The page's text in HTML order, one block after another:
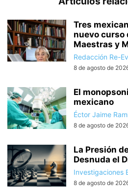
Tres
nuevo curso
Maestras y
Redacción Re-
8 de agosto de
El
mexicano
Éctor Jaime
8 de agosto de
La Presión
Desnuda el
Investigaciones
8 de agosto de